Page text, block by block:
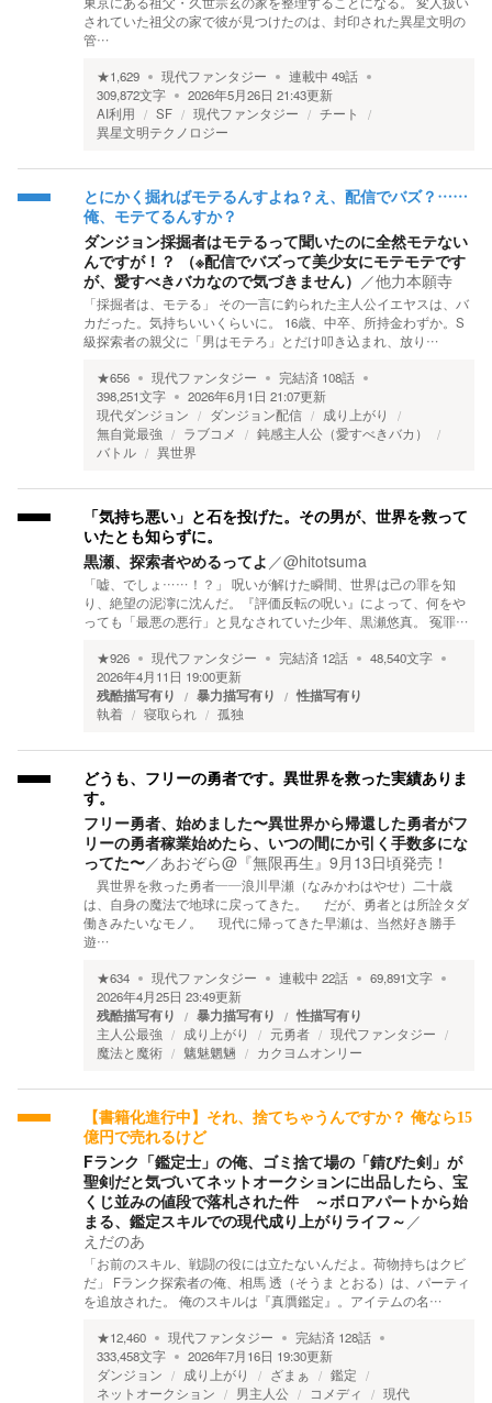
されていた祖父の家で彼が見つけたのは、封印された異星文明の
管…
★1,629 現代ファンタジー 連載中 49話
309,872文字 2026年5月26日 21:43更新
AI利用
SF 現代ファンタジー
チート
異星文明テクノロジー
とにかく掘ればモテるんすよね？え、配信でバズ？……
俺、モテてるんすか？
ダンジョン採掘者はモテるって聞いたのに全然モテない
んですが！？ （※配信でバズって美少女にモテモテです
が、愛すべきバカなので気づきません） ／他力本願寺
「採掘者は、モテる」 その一言に釣られた主人公イエヤスは、バ
カだった。気持ちいいくらいに。 16歳、中卒、所持金わずか。S
級探索者の親父に「男はモテろ」とだけ叩き込まれ、放り…
★656 現代ファンタジー 完結済 108話
398,251文字 2026年6月1日 21:07更新
現代ダンジョン
ダンジョン配信
成り上がり
無自覚最強
ラブコメ
鈍感主人公（愛すべきバカ）
バトル
異世界
​「気持ち悪い」と石を投げた。その男が、世界を救って
いたとも知らずに。
黒瀬、探索者やめるってよ ／@hitotsuma
「嘘、でしょ……！？」 呪いが解けた瞬間、世界は己の罪を知
り、絶望の泥濘に沈んだ。 ​『評価反転の呪い』によって、何をや
っても「最悪の悪行」と見なされていた少年、黒瀬悠真。 冤罪…
★926 現代ファンタジー 完結済 12話 48,540文字
2026年4月11日 19:00更新
残酷描写有り 暴力描写有り 性描写有り
執着 寝取られ 孤独
どうも、フリーの勇者です。異世界を救った実績ありま
す。
フリー勇者、始めました〜異世界から帰還した勇者がフ
リーの勇者稼業始めたら、いつの間にか引く手数多にな
ってた〜／あおぞら@『無限再生』9月13日頃発売！
異世界を救った勇者——浪川早瀬（なみかわはやせ）二十歳
は、自身の魔法で地球に戻ってきた。 だが、勇者とは所詮タダ
働きみたいなモノ。 現代に帰ってきた早瀬は、当然好き勝手
遊…
★634 現代ファンタジー 連載中 22話 69,891文字
2026年4月25日 23:49更新
残酷描写有り 暴力描写有り 性描写有り
主人公最強 成り上がり 元勇者
現代ファンタジー
魔法と魔術
魑魅魍魎 カクヨムオンリー
【書籍化進行中】それ、捨てちゃうんですか？ 俺なら15
億円で売れるけど
Fランク「鑑定士」の俺、ゴミ捨て場の「錆びた剣」が
聖剣だと気づいてネットオークションに出品したら、宝
くじ並みの値段で落札された件 ～ボロアパートから始
まる、鑑定スキルでの現代成り上がりライフ～ ／
えだのあ
「お前のスキル、戦闘の役には立たないんだよ。荷物持ちはクビ
だ」 Fランク探索者の俺、相馬 透（そうま とおる）は、パーティ
を追放された。 俺のスキルは『真贋鑑定』。アイテムの名…
★12,460 現代ファンタジー 完結済 128話
333,458文字 2026年7月16日 19:30更新
ダンジョン
成り上がり ざまぁ
鑑定
ネットオークション
男主人公 コメディ 現代